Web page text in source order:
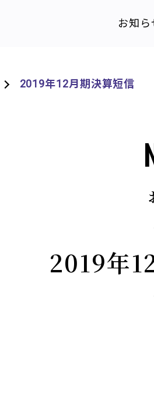
お知ら
2019年12月期決算短信
2019年